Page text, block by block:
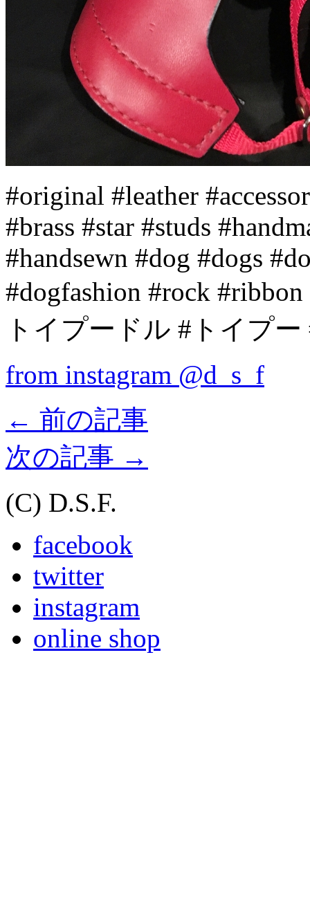
#original #leather
#brass #star #studs
#handsewn #dog #dogs
#dogfashion #rock
トイプードル #トイプ
from instagram @d_s_f
← 前の記事
次の記事 →
(C) D.S.F.
facebook
twitter
instagram
online shop